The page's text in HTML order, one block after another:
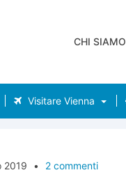
CHI SIAMO
Visitare Vienna
2019 • 2 commenti